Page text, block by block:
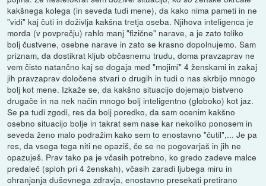
kakšnega kolega (in seveda tudi mene), da kako nima pameti in ne
"vidi" kaj čuti in doživlja kakšna tretja oseba. Njihova inteligenca je
morda (v povprečju) rahlo manj "fizične" narave, a je zato toliko
bolj čustvene, osebne narave in zato se krasno dopolnujemo. Sam
priznam, da dostikrat kljub občasnemu trudu, doma pravzaprav ne
vem čisto natančno kaj se dogaja med "mojimi" 4 ženskami in zakaj
jih pravzaprav določene stvari o drugih in tudi o nas skrbijo mnogo
bolj kot mene. Izkaže se, da kakšno situacijo dojemajo bistveno
drugače in na nek način mnogo bolj inteligentno (globoko) kot jaz.
Se pa tudi zgodi, res da bolj poredko, da sam ocenim kakšno
osebno situacijo bolje in takrat sem nase kar nekoliko ponosem in
seveda ženo malo podražim kako sem to enostavno "čutil",... Je pa
res, da vsega tega niti ne opaziš, če se ne pogovarjaš in jih ne
opazuješ. Prav tako pa je včasih potrebno, ko gredo zadeve malce
predaleč (sploh pri 4 ženskah), včasih zaradi ljubega miru in
ohranjanja duševnega zdravja, enostavno presekati pretirano